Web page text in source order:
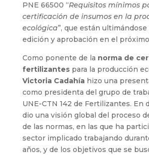
PNE 66500 “Requisitos mínimos
certificación de insumos en la
ecológica”, que están ultimándose
edición y aprobación en el
Como ponente de la norma de
fertilizantespara la producción
Victoria Cadahíahizo una
como presidenta del grupo de
UNE-CTN 142 de Fertilizantes. En
dio una visión global del proceso
de las normas, en las que ha
sector implicado trabajando
años, y de los objetivos que se